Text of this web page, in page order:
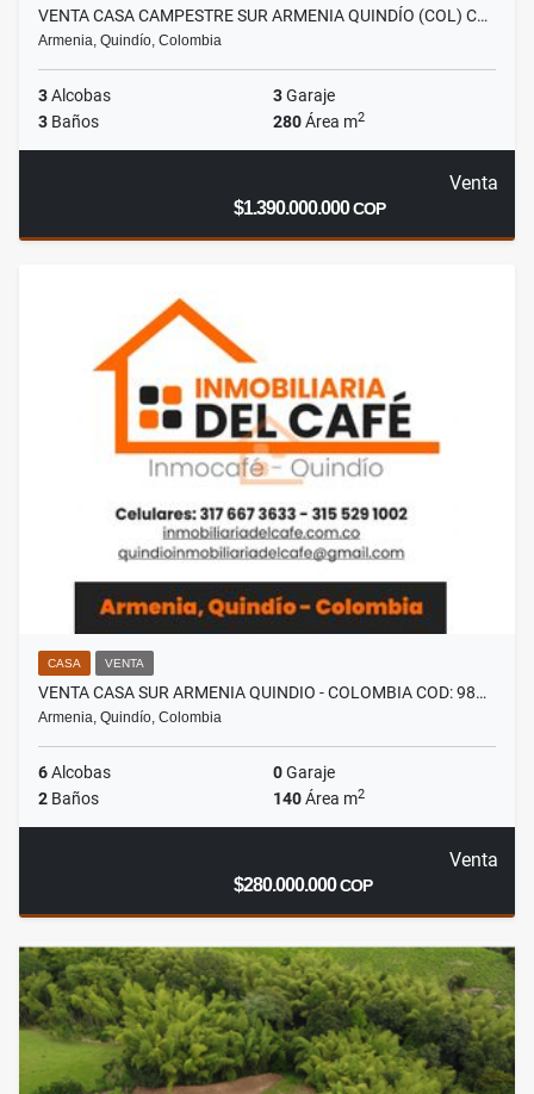
VENTA CASA CAMPESTRE SUR ARMENIA QUINDÍO (COL) C…
Armenia, Quindío, Colombia
3Alcobas 3Garaje
3 Baños 280Área m2
Venta
$1.390.000.000COP
CASA VENTA
VENTA CASA SUR ARMENIA QUINDIO - COLOMBIA COD: 98…
Armenia, Quindío, Colombia
6Alcobas 0Garaje
2 Baños 140Área m2
Venta
$280.000.000COP